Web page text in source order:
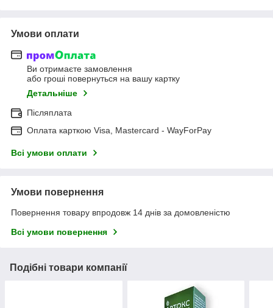
Умови оплати
Ви отримаєте замовлення
або гроші повернуться на вашу картку
Детальніше
Післяплата
Оплата карткою Visa, Mastercard - WayForPay
Всі умови оплати
Умови повернення
Повернення товару впродовж 14 днів за домовленістю
Всі умови повернення
Подібні товари компанії